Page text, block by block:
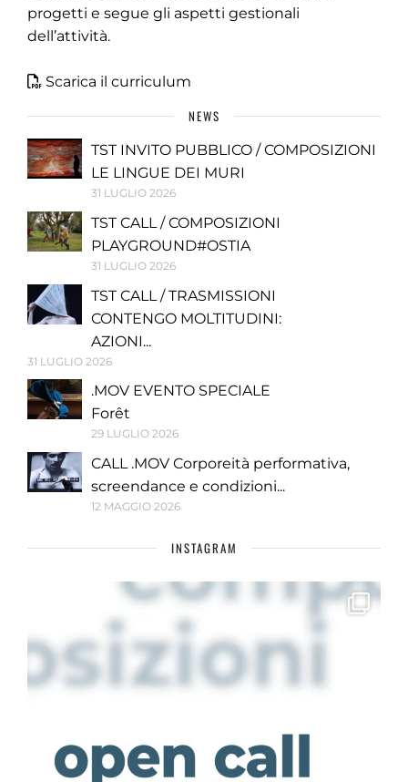
progetti e segue gli aspetti gestionali
dell’attività.
Scarica il curriculum
NEWS
TST INVITO PUBBLICO / COMPOSIZIONI
LE LINGUE DEI MURI
31 LUGLIO 2026
TST CALL / COMPOSIZIONI
PLAYGROUND#OSTIA
31 LUGLIO 2026
TST CALL / TRASMISSIONI
CONTENGO MOLTITUDINI:
AZIONI...
31 LUGLIO 2026
.MOV EVENTO SPECIALE
Forêt
29 LUGLIO 2026
CALL .MOV Corporeità performativa,
screendance e condizioni...
12 MAGGIO 2026
INSTAGRAM